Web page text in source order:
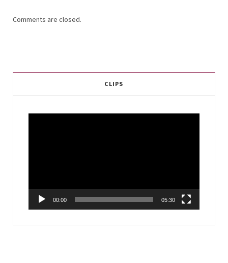
Comments are closed.
CLIPS
00:00 05:30